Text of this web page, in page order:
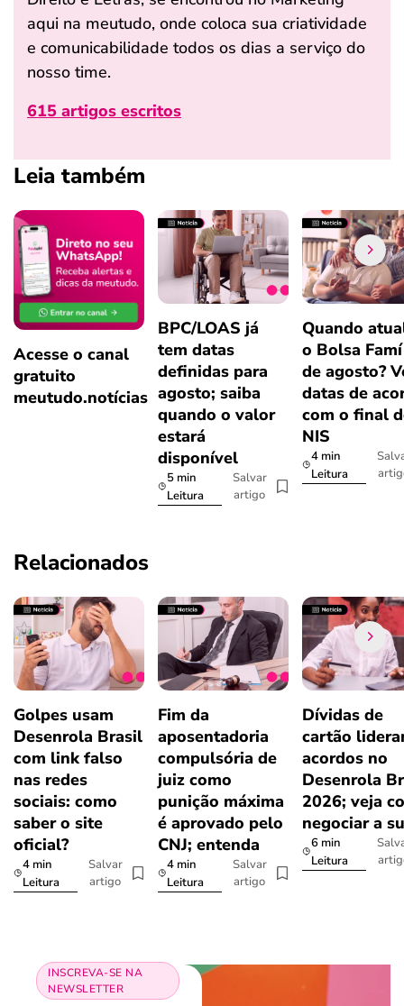
aqui na meutudo, onde coloca sua criatividade
e comunicabilidade todos os dias a serviço do
nosso time.
615 artigos escritos
Leia também
Acesse o canal
gratuito
meutudo.notícias
BPC/LOAS já
tem datas
definidas para
agosto; saiba
quando o valor
estará
disponível
5 min
Leitura
Salvar
artigo
Quando
o Bolsa
de agosto?
datas de
com o final
NIS
4 min
Leitura
Relacionados
Golpes usam
Desenrola Brasil
com link falso
nas redes
sociais: como
saber o site
oficial?
4 min
Leitura
Salvar
artigo
Fim da
aposentadoria
compulsória de
juiz como
punição máxima
é aprovado pelo
CNJ; entenda
4 min
Leitura
Salvar
artigo
Dívidas de
cartão
acordos no
Desenrola
2026; veja
negociar a
6 min
Leitura
INSCREVA-SE NA
NEWSLETTER